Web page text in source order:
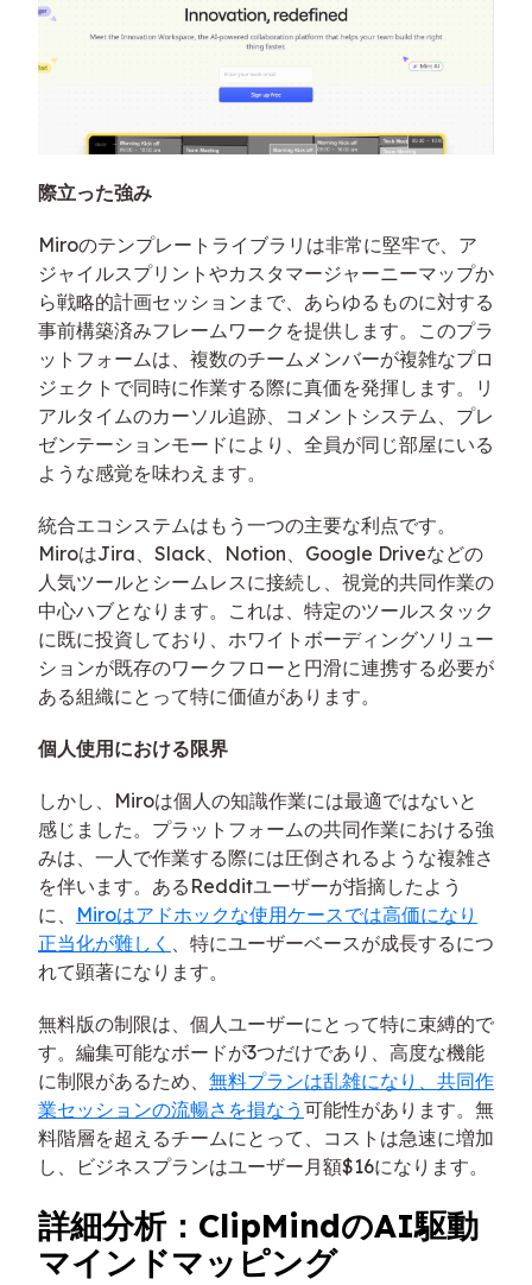
際立った強み
Miroのテンプレートライブラリは非常に堅牢で、ア
ジャイルスプリントやカスタマージャーニーマップか
ら戦略的計画セッションまで、あらゆるものに対する
事前構築済みフレームワークを提供します。このプラ
ットフォームは、複数のチームメンバーが複雑なプロ
ジェクトで同時に作業する際に真価を発揮します。リ
アルタイムのカーソル追跡、コメントシステム、プレ
ゼンテーションモードにより、全員が同じ部屋にいる
ような感覚を味わえます。
統合エコシステムはもう一つの主要な利点です。
MiroはJira、Slack、Notion、Google Driveなどの
人気ツールとシームレスに接続し、視覚的共同作業の
中心ハブとなります。これは、特定のツールスタック
に既に投資しており、ホワイトボーディングソリュー
ションが既存のワークフローと円滑に連携する必要が
ある組織にとって特に価値があります。
個人使用における限界
しかし、Miroは個人の知識作業には最適ではないと
感じました。プラットフォームの共同作業における強
みは、一人で作業する際には圧倒されるような複雑さ
を伴います。あるRedditユーザーが指摘したよう
に、 Miroはアドホックな使用ケースでは高価になり
正当化が難しく 、特にユーザーベースが成長するにつ
れて顕著になります。
無料版の制限は、個人ユーザーにとって特に束縛的で
す。編集可能なボードが3つだけであり、高度な機能
に制限があるため、 無料プランは乱雑になり、共同作
業セッションの流暢さを損なう 可能性があります。無
料階層を超えるチームにとって、コストは急速に増加
し、ビジネスプランはユーザー月額$16になります。
詳細分析：ClipMindのAI駆動
マインドマッピング